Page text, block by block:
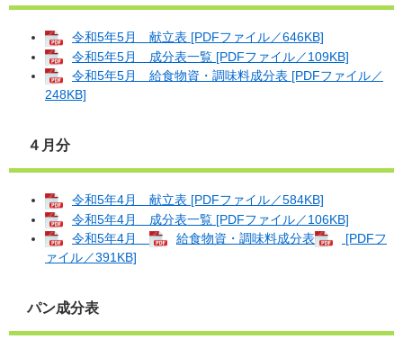
令和5年5月 献立表 [PDFファイル／646KB]
令和5年5月 成分表一覧 [PDFファイル／109KB]
令和5年5月 給食物資・調味料成分表 [PDFファイル／
248KB]
４月分
令和5年4月 献立表 [PDFファイル／584KB]
令和5年4月 成分表一覧 [PDFファイル／106KB]
令和5年4月
給食物資・調味料成分表
[PDFフ
ァイル／391KB]
パン成分表